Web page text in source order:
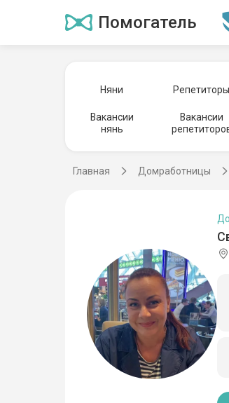
Помогатель
Няни Репетиторы
Вакансии
нянь
Вакансии
Главная Домработницы